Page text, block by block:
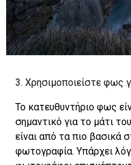
3. Χρησιμοποιείστε φως
Το κατευθυντήριο φως
σημαντικό για το μάτι
είναι από τα πιο βασικά
φωτογραφία. Υπάρχει